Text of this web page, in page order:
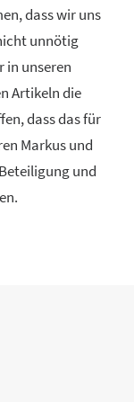
dass wir uns
unnötig
in unseren
Artikeln die
dass das für
Markus und
und